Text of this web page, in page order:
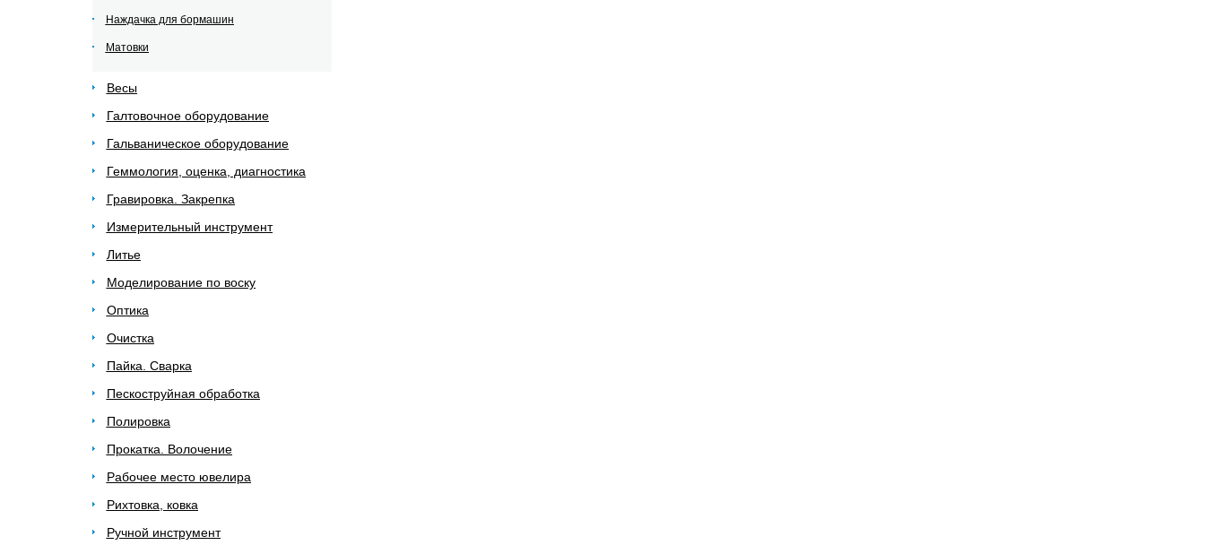
Наждачка для бормашин
Матовки
Весы
Галтовочное оборудование
Гальваническое оборудование
Геммология, оценка, диагностика
Гравировка. Закрепка
Измерительный инструмент
Литье
Моделирование по воску
Оптика
Очистка
Пайка. Сварка
Пескоструйная обработка
Полировка
Прокатка. Волочение
Рабочее место ювелира
Рихтовка, ковка
Ручной инструмент